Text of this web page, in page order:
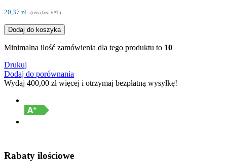
20,37 zł (cena bez VAT)
Dodaj do koszyka
Minimalna ilość zamówienia dla tego produktu to 10
Drukuj
Dodaj do porównania
Wydaj 400,00 złwięcej i otrzymaj bezpłatną wysyłkę!
Rabaty ilościowe